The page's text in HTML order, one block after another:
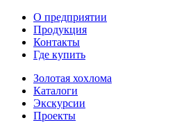
О предприятии
Продукция
Контакты
Где купить
Золотая хохлома
Каталоги
Экскурсии
Проекты